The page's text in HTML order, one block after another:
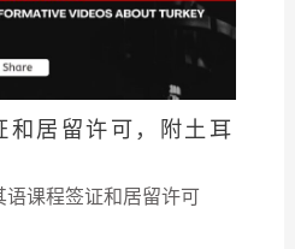
和居留许可，附土耳
课程签证和居留许可